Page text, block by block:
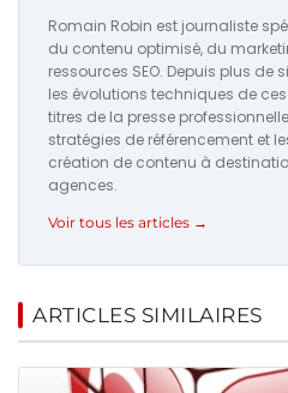
Romain Robin est journaliste
du contenu optimisé, du
ressources SEO. Depuis plus de
les évolutions techniques de
titres de la presse
stratégies de référencement et
création de contenu à
agences.
Voir tous les articles →
ARTICLES SIMILAIRES